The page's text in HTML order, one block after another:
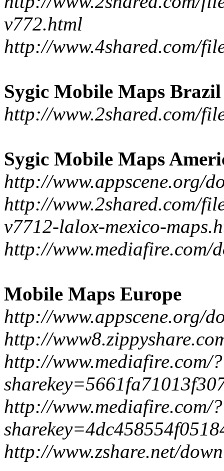
v772.html
http://www.4shared.com/
Sygic Mobile Maps Brazil
http://www.2shared.com/
Sygic Mobile Maps
http://www.appscene.org/
http://www.2shared.com/
v7712-lalox-mexico-
http://www.mediafire.com/
Mobile Maps Europe
http://www.appscene.org/
http://
http://www.mediafire.com/?
http://www.mediafire.com/?
http://www.zshare.net/